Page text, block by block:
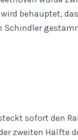
behauptet,
Schindler
sofort den
zweiten Hälfte